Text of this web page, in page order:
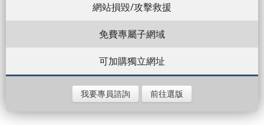
網站損毀/攻擊救援
免費專屬子網域
可加購獨立網址
我要專員諮詢 前往選版